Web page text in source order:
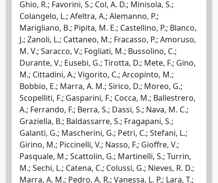
Ghio, R.; Favorini, S.; Col, A. D.; Minisola, S.;
Colangelo, L.; Afeltra, A.; Alemanno, P.;
Marigliano, B.; Pipita, M. E.; Castellino, P.; Blanco,
J.; Zanoli, L.; Cattaneo, M.; Fracasso, P.; Amoruso,
M. V.; Saracco, V.; Fogliati, M.; Bussolino, C.;
Durante, V.; Eusebi, G.; Tirotta, D.; Mete, F.; Gino,
M.; Cittadini, A.; Vigorito, C.; Arcopinto, M.;
Bobbio, E.; Marra, A. M.; Sirico, D.; Moreo, G.;
Scopelliti, F.; Gasparini, F.; Cocca, M.; Ballestrero,
A.; Ferrando, F.; Berra, S.; Dassi, S.; Nava, M. C.;
Graziella, B.; Baldassarre, S.; Fragapani, S.;
Galanti, G.; Mascherini, G.; Petri, C.; Stefani, L.;
Girino, M.; Piccinelli, V.; Nasso, F.; Gioffre, V.;
Pasquale, M.; Scattolin, G.; Martinelli, S.; Turrin,
M.; Sechi, L.; Catena, C.; Colussi, G.; Nieves, R. D.;
Marra, A. M.; Pedro, A. R.; Vanessa, L. P.; Lara, T.;